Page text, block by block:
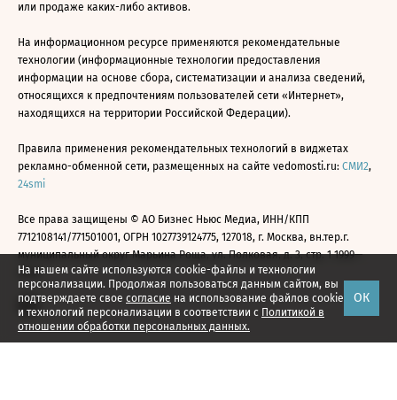
На нашем сайте используются cookie-файлы и технологии
персонализации. Продолжая пользоваться данным сайтом, вы
подтверждаете свое согласие на использование файлов cookie
и технологий персонализации в соответствии с Политикой в
отношении обработки персональных данных.
ОК
или продаже каких-либо активов.
На информационном ресурсе применяются рекомендательные
технологии (информационные технологии предоставления
информации на основе сбора, систематизации и анализа сведений,
относящихся к предпочтениям пользователей сети «Интернет»,
находящихся на территории Российской Федерации).
Правила применения рекомендательных технологий в виджетах
рекламно-обменной сети, размещенных на сайте vedomosti.ru: СМИ2,
24smi
Все права защищены © АО Бизнес Ньюс Медиа, ИНН/КПП
7712108141/771501001, ОГРН 1027739124775, 127018, г. Москва, вн.тер.г.
муниципальный округ Марьина Роща, ул. Полковая, д. 3, стр. 1 1999—
2026